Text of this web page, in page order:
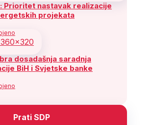
Prioritet nastavak realizacije
projekata
dosadašnja saradnja
BiH i Svjetske banke
Prati SDP